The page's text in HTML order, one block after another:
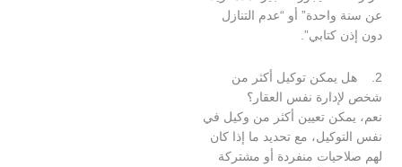
أو “عدم التنازل
توكيل أكثر من
نفس العقار؟
تعيين أكثر من وكيل في
مع تحديد ما إذا كان
منفردة أو مشتركة